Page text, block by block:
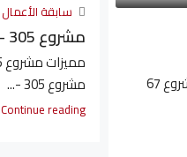
مميزات مشروع 67 - النرجس مشروع 67
سابقة الأعمال
مشروع 305 – الدبلوماسيين
مشروع 305 -...
Continue reading